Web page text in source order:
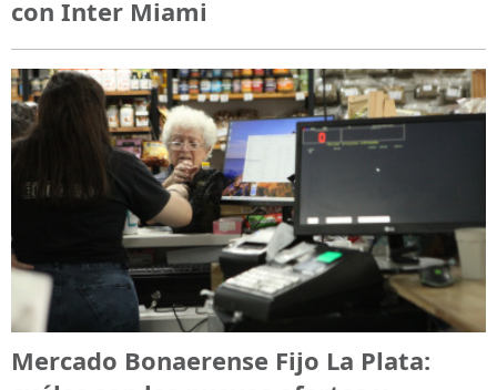
con Inter Miami
Mercado Bonaerense Fijo La Plata: